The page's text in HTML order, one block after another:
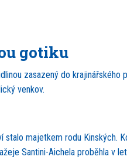
gotiku
zasazený do krajinářského
venkov.
majetkem rodu Kinských.
Santini-Aichela proběhla v